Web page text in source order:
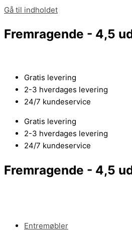
Gå til indholdet
Fremragende - 4,5
Gratis levering
2-3 hverdages levering
24/7 kundeservice
Gratis levering
2-3 hverdages levering
24/7 kundeservice
Fremragende - 4,5
Entremøbler